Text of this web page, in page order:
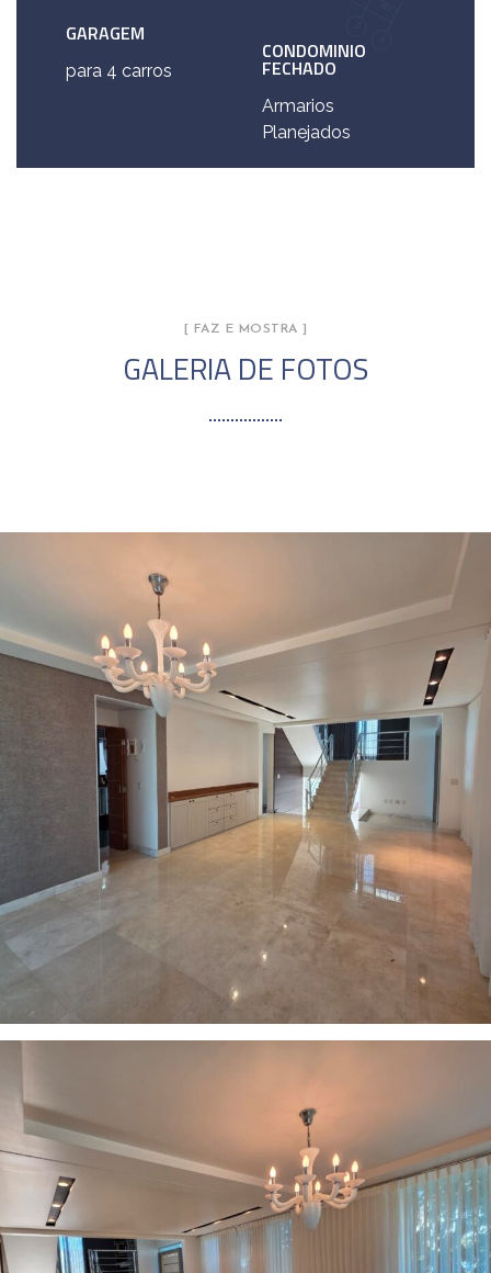
GARAGEM
para 4 carros
CONDOMINIO
FECHADO
Armarios
Planejados
[ FAZ E MOSTRA ]
GALERIA DE FOTOS